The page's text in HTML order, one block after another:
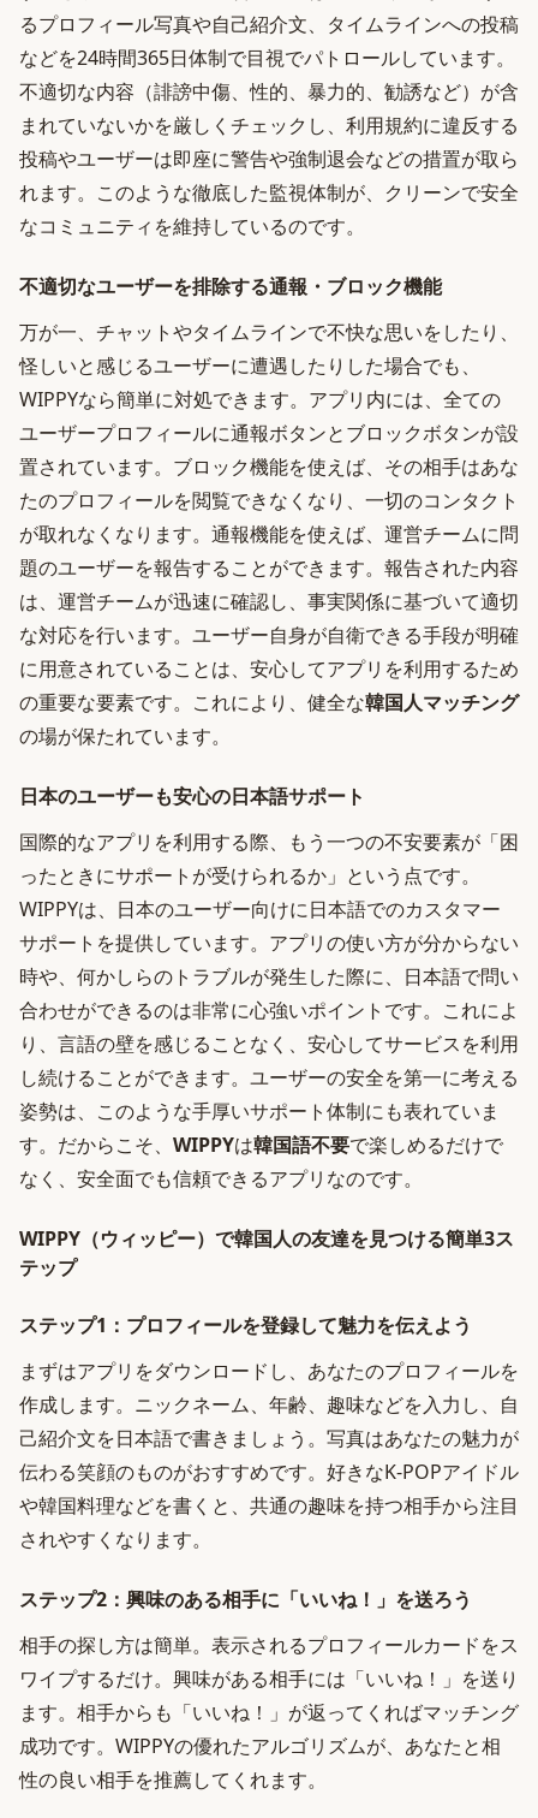
るプロフィール写真や自己紹介文、タイムラインへの投稿
などを24時間365日体制で目視でパトロールしています。
不適切な内容（誹謗中傷、性的、暴力的、勧誘など）が含
まれていないかを厳しくチェックし、利用規約に違反する
投稿やユーザーは即座に警告や強制退会などの措置が取ら
れます。このような徹底した監視体制が、クリーンで安全
なコミュニティを維持しているのです。
不適切なユーザーを排除する通報・ブロック機能
万が一、チャットやタイムラインで不快な思いをしたり、
怪しいと感じるユーザーに遭遇したりした場合でも、
WIPPYなら簡単に対処できます。アプリ内には、全ての
ユーザープロフィールに通報ボタンとブロックボタンが設
置されています。ブロック機能を使えば、その相手はあな
たのプロフィールを閲覧できなくなり、一切のコンタクト
が取れなくなります。通報機能を使えば、運営チームに問
題のユーザーを報告することができます。報告された内容
は、運営チームが迅速に確認し、事実関係に基づいて適切
な対応を行います。ユーザー自身が自衛できる手段が明確
に用意されていることは、安心してアプリを利用するため
の重要な要素です。これにより、健全な韓国人マッチング
の場が保たれています。
日本のユーザーも安心の日本語サポート
国際的なアプリを利用する際、もう一つの不安要素が「困
ったときにサポートが受けられるか」という点です。
WIPPYは、日本のユーザー向けに日本語でのカスタマー
サポートを提供しています。アプリの使い方が分からない
時や、何かしらのトラブルが発生した際に、日本語で問い
合わせができるのは非常に心強いポイントです。これによ
り、言語の壁を感じることなく、安心してサービスを利用
し続けることができます。ユーザーの安全を第一に考える
姿勢は、このような手厚いサポート体制にも表れていま
す。だからこそ、 WIPPYは韓国語不要で楽しめるだけで
なく、安全面でも信頼できるアプリなのです。
WIPPY（ウィッピー）で韓国人の友達を見つける簡単3ス
テップ
ステップ1：プロフィールを登録して魅力を伝えよう
まずはアプリをダウンロードし、あなたのプロフィールを
作成します。ニックネーム、年齢、趣味などを入力し、自
己紹介文を日本語で書きましょう。写真はあなたの魅力が
伝わる笑顔のものがおすすめです。好きなK-POPアイドル
や韓国料理などを書くと、共通の趣味を持つ相手から注目
されやすくなります。
ステップ2：興味のある相手に「いいね！」を送ろう
相手の探し方は簡単。表示されるプロフィールカードをス
ワイプするだけ。興味がある相手には「いいね！」を送り
ます。相手からも「いいね！」が返ってくればマッチング
成功です。WIPPYの優れたアルゴリズムが、あなたと相
性の良い相手を推薦してくれます。